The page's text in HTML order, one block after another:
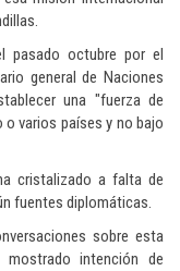
pasado octubre por el
general de Naciones
una "fuerza de
varios países y no bajo
cristalizado a falta de
fuentes diplomáticas.
sobre esta
intención de